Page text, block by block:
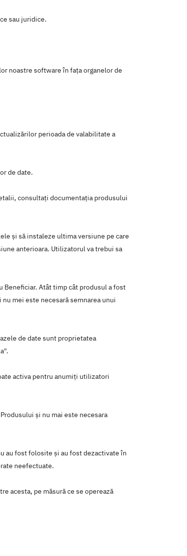
sau juridice.
noastre software în fața organelor de
perioada de valabilitate a
de date.
consultați documentația produsului
şi să instaleze ultima versiune pe care
anterioara. Utilizatorul va trebui sa
Beneficiar. Atât timp cât produsul a fost
mei este necesară semnarea unui
de date sunt proprietatea
activa pentru anumiţi utilizatori
şi nu mai este necesara
au fost folosite şi au fost dezactivate în
neefectuate.
acesta, pe măsură ce se operează